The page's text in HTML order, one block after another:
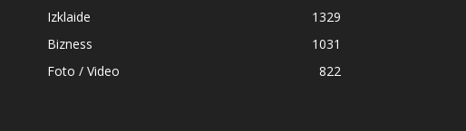
Izklaide
1329
Bizness
1031
Foto / Video
822